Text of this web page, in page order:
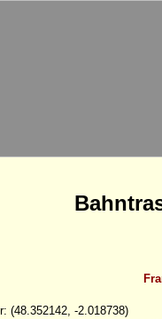
(48.352142, -2.018738)